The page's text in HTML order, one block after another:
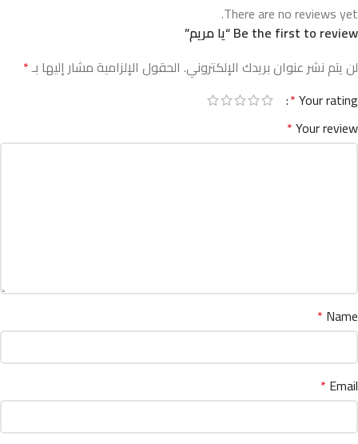
There are no reviews yet.
Be the first to review “يا مريم”
لن يتم نشر عنوان بريدك الإلكتروني. الحقول الإلزامية مشار إليها بـ*
Your rating
*
Your review
*
Name
*
Email
*